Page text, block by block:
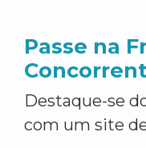
Passe na
Destaque-se
com um site